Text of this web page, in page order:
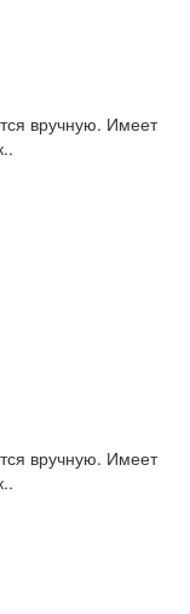
вручную. Имеет
вручную. Имеет